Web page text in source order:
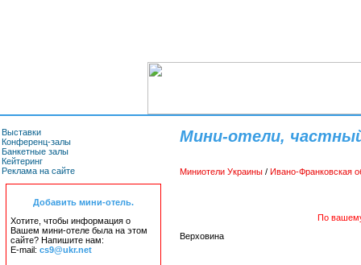
Выставки
Конференц-залы
Банкетные залы
Кейтеринг
Реклама на сайте
Добавить мини-отель.
Хотите, чтобы информация о
Вашем мини-отеле была на этом
сайте? Напишите нам:
E-mail: cs9@ukr.net
Мини-отели,
Миниотели Украины / Ивано-Франковская
По
Верховина